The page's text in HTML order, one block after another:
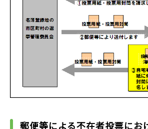
郵便等による不在者投票にお